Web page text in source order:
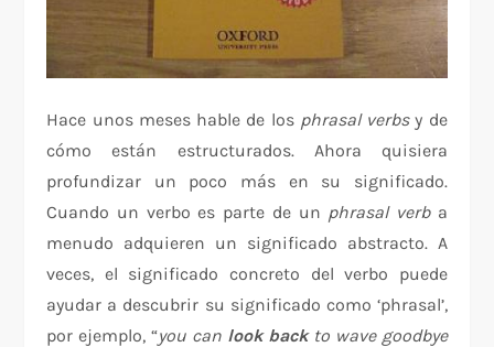
Hace unos meses hable de los phrasal verbsy de
cómo están estructurados. Ahora quisiera
profundizar un poco más en su significado.
Cuando un verbo es parte de un phrasal verba
menudo adquieren un significado abstracto. A
veces, el significado concreto del verbo puede
ayudar a descubrir su significado como ‘phrasal’,
por ejemplo, “you can look backto wave goodbye